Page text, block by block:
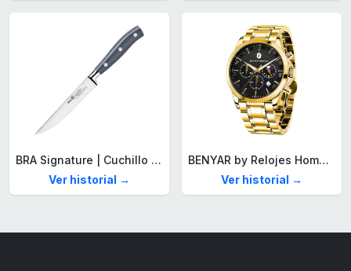
BRA Signature | Cuchillo tomatero 120 mm, Acero Inoxidable alemán forjado con Molibdeno Vanadio, Mango Remachado ABS, Diseño Ergonómico, Hoja 1,6 mm espesor
Ver historial →
BENYAR by Relojes Hombre Analógico Cuarzo Cronografo Impermeable Luminoso Fecha Moda Casual Reloj de Pulsera Elegante Regalo para Hombre
Ver historial →